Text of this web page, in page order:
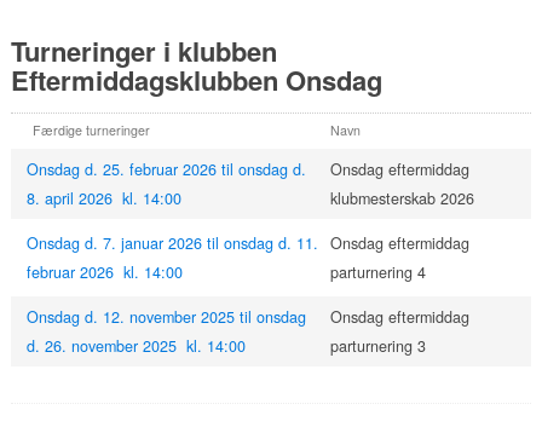
Turneringer i klubben
Eftermiddagsklubben Onsdag
Færdige turneringer Navn
Onsdag d. 25. februar 2026 til onsdag d.
8. april 2026 kl. 14:00
Onsdag eftermiddag
klubmesterskab 2026
Onsdag d. 7. januar 2026 til onsdag d. 11.
februar 2026 kl. 14:00
Onsdag eftermiddag
parturnering 4
Onsdag d. 12. november 2025 til onsdag
d. 26. november 2025 kl. 14:00
Onsdag eftermiddag
parturnering 3